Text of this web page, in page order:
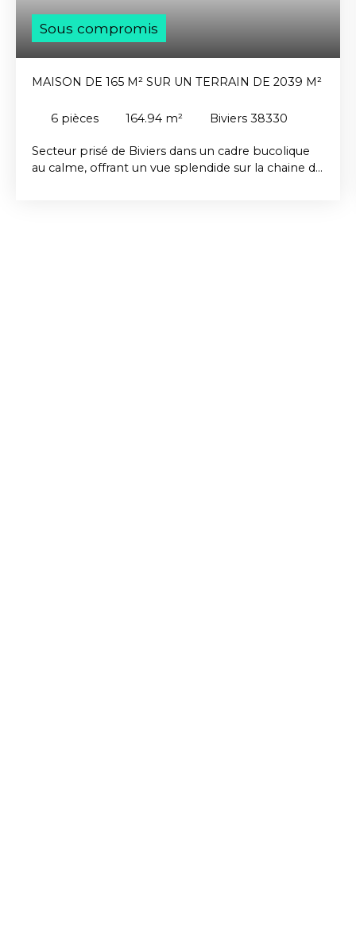
Sous compromis
MAISON DE 165 M² SUR UN TERRAIN DE 2039 M²
6 pièces 164.94 m² Biviers 38330
Secteur prisé de Biviers dans un cadre bucolique
au calme, offrant un vue splendide sur la chaine de